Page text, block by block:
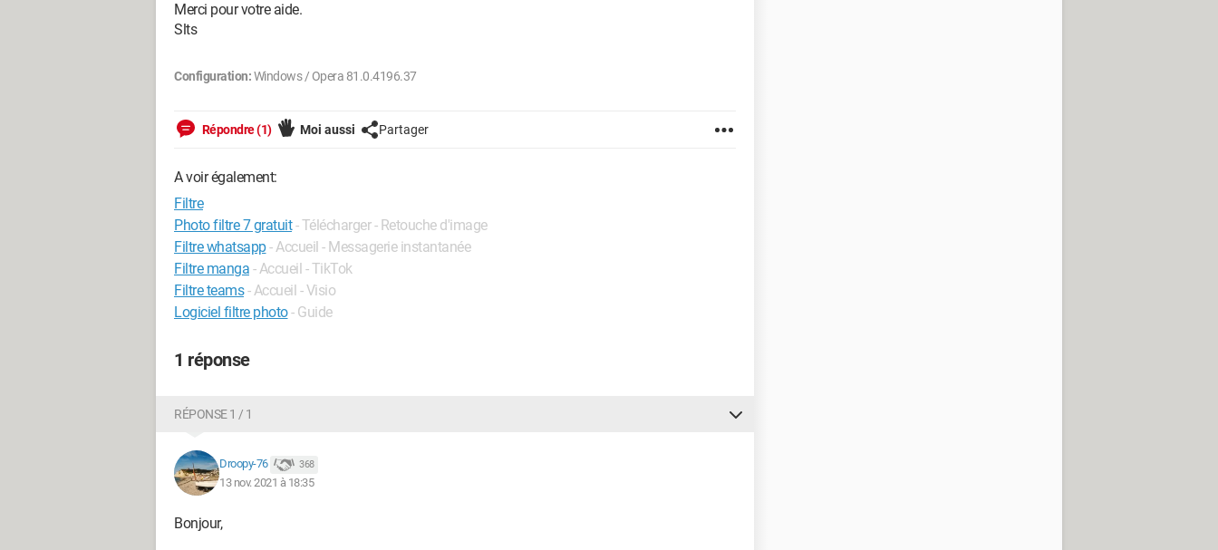
Merci pour votre aide.
Slts
Configuration:Windows / Opera 81.0.4196.37
Répondre (1) Moi aussi Partager
A voir également:
Filtre
Photo filtre 7 gratuit - Télécharger - Retouche d'image
Filtre whatsapp- Accueil - Messagerie instantanée
Filtre manga - Accueil - TikTok
Filtre teams - Accueil - Visio
Logiciel filtre photo- Guide
1 réponse
RÉPONSE 1 / 1
Droopy-76 368
13 nov. 2021 à 18:35
Bonjour,